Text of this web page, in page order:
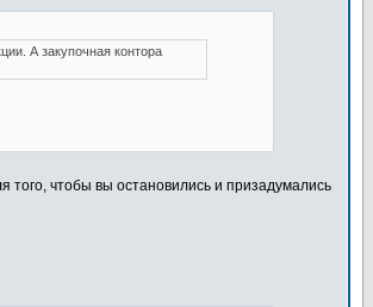
А закупочная контора
чтобы вы остановились и призадумались